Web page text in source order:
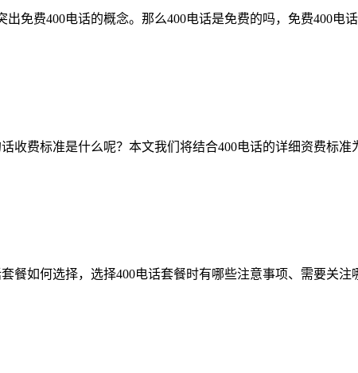
免费400电话的概念。那么400电话是免费的吗，免费400电
收费标准是什么呢？本文我们将结合400电话的详细资费标准
餐如何选择，选择400电话套餐时有哪些注意事项、需要关